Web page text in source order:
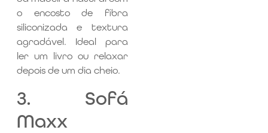
o encosto de fibra
siliconizada e textura
agradável. Ideal para
ler um livro ou relaxar
depois de um dia cheio.
3. Sofá
Maxx